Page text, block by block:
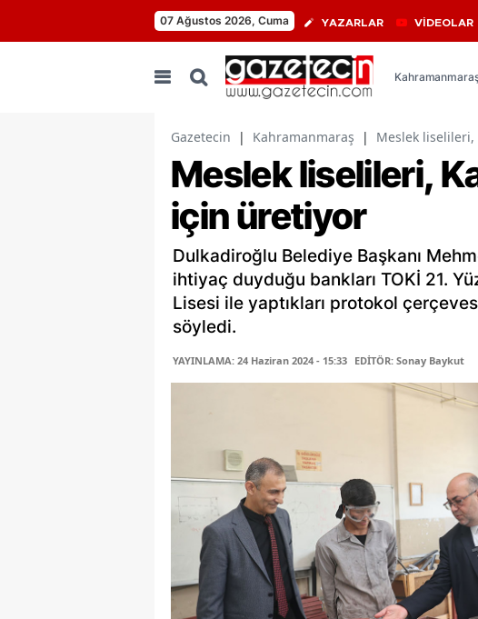
07 Ağustos 2026, Cuma YAZARLAR VİDEOLAR
Gazetecin | Kahramanmaraş | Meslek
Meslek liselileri,
için üretiyor
Dulkadiroğlu Belediye Başkanı
ihtiyaç duyduğu bankları TOKİ 21.
Lisesi ile yaptıkları protokol
söyledi.
YAYINLAMA: 24 Haziran 2024 - 15:33 EDİTÖR: Sonay Baykut